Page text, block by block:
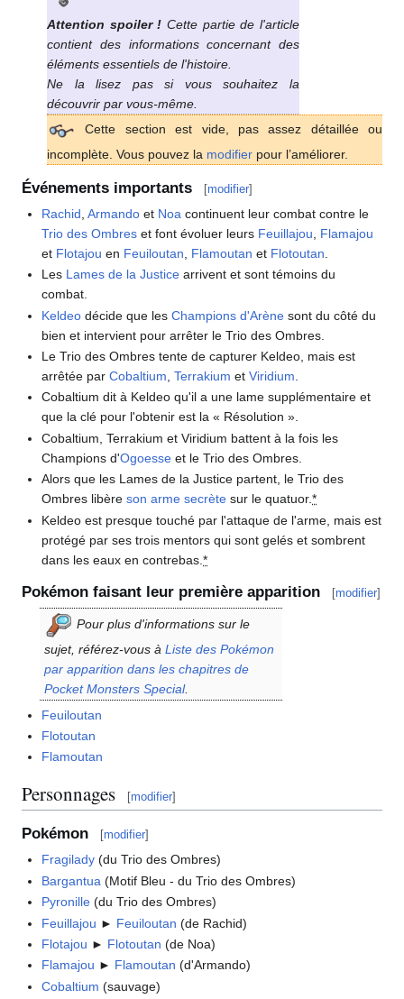
Attention spoiler ! Cette partie de l'article
contient des informations concernant des
éléments essentiels de l'histoire.
Ne la lisez pas si vous souhaitez la
découvrir par vous-même.
Cette section est vide, pas assez détaillée ou
incomplète. Vous pouvez la modifier pour l’améliorer.
Événements importants [modifier]
Rachid ,Armando et Noa continuent leur combat contre le
Trio des Ombres et font évoluer leurs Feuillajou
Flamajou
et Flotajou en Feuiloutan Flamoutan et Flotoutan
Les Lames de la Justice arrivent et sont témoins du
combat.
Keldeo décide que lesChampions d'Arène sont du côté du
bien et intervient pour arrêter le Trio des Ombres.
Le Trio des Ombres tente de capturer Keldeo, mais est
arrêtée parCobaltium ,Terrakium etViridium
Cobaltium dit à Keldeo qu'il a une lame supplémentaire et
que la clé pour l'obtenir est la « Résolution ».
Cobaltium, Terrakium et Viridium battent à la fois les
Champions d'Ogoesse et le Trio des Ombres.
Alors que les Lames de la Justice partent, le Trio des
Ombres libèreson arme secrète sur le quatuor.*
Keldeo est presque touché par l'attaque de l'arme, mais est
protégé par ses trois mentors qui sont gelés et sombrent
dans les eaux en contrebas.*
Pokémon faisant leur première apparition [modifier]
Pour plus d'informations sur le
sujet, référez-vous à Liste des Pokémon
par apparition dans les chapitres de
Pocket Monsters Special.
Feuiloutan
Flotoutan
Flamoutan
Personnages [modifier]
Pokémon [modifier]
Fragilady (du Trio des Ombres)
Bargantua (Motif Bleu - du Trio des Ombres)
Pyronille (du Trio des Ombres)
Feuillajou ► Feuiloutan (de Rachid)
Flotajou ► Flotoutan (de Noa)
Flamajou ► Flamoutan (d'Armando)
Cobaltium (sauvage)